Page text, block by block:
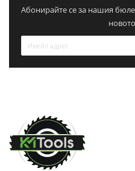
Абонирайте се за нашия